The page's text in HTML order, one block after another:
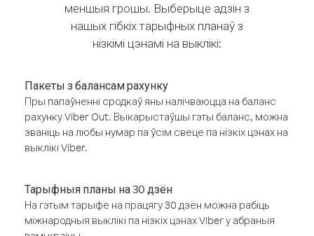
меншыя грошы. Выберыце адзін з
нашых гібкіх тарыфных планаў з
нізкімі цэнамі на выклікі:
Пакеты з балансам рахунку
Пры папаўненні сродкаў яны налічваюцца на баланс
рахунку Viber Out. Выкарыстаўшы гэты баланс, можна
званіць на любы нумар па ўсім свеце па нізкіх цэнах на
выклікі Viber.
Тарыфныя планы на 30 дзён
На гэтым тарыфе на працягу 30 дзён можна рабіць
міжнародныя выклікі па нізкіх цэнах Viber у абраныя